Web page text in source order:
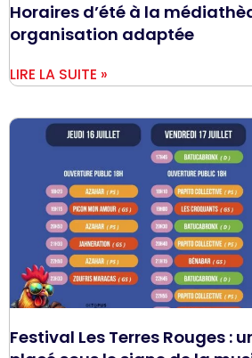
Horaires d’été à la
organisation adaptée
LIRE LA SUITE »
Festival Les Terres Rouges :